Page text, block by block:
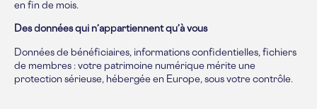
en fin de mois.
Des données qui n’appartiennent qu’à vous
Données de bénéficiaires, informations confidentielles, fichiers
de membres : votre patrimoine numérique mérite une
protection sérieuse, hébergée en Europe, sous votre contrôle.